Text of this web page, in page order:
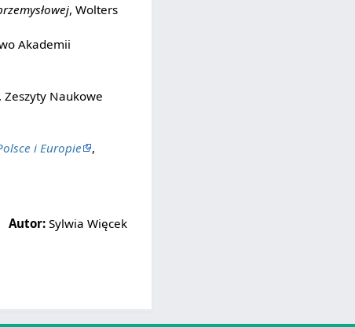
, Wolters
Akademii
, Zeszyty Naukowe
i Europie
,
Autor: Sylwia Więcek